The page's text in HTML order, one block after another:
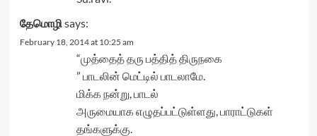
தேமொழிsays:
February 18, 2014 at 10:25 am
“முத்தைத் தரு பத்தித் திருநகை
” பாடலின் மெட்டில் பாடலாமே.
மிக்க நன்று, பாடல்
அருமையாக எழுதப்பட்டுள்ளது, பாராட்டுகள்
தங்களுக்கு.